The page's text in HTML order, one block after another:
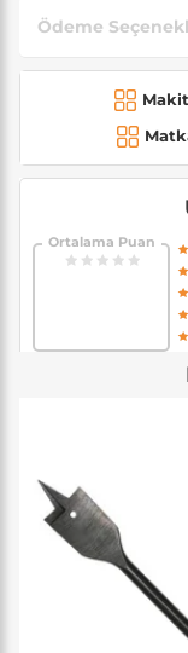
Ödeme
Ortalama Puan